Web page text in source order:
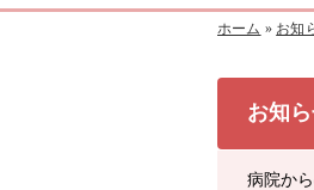
ホーム » お知
お知
病院か